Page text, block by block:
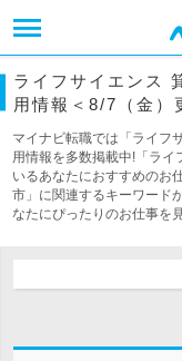
ライフサイエンス
用情報＜8/7（金）
マイナビ転職では「ライフ
用情報を多数掲載中!「ライ
いるあなたにおすすめのお
市」に関連するキーワード
なたにぴったりのお仕事を